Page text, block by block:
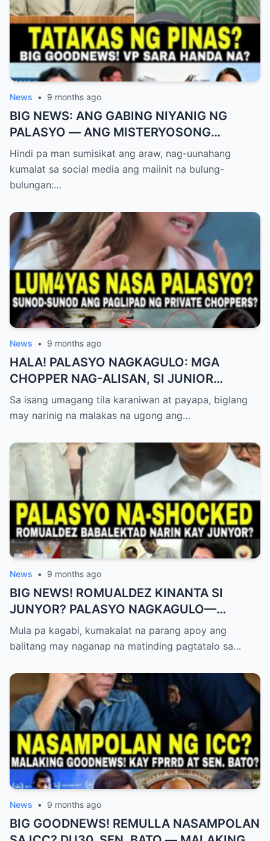
News • 9 months ago
BIG NEWS: ANG GABING NIYANIG NG
PALASYO — ANG MISTERYOSONG
PAGLIPAD NG ISANG JUNYOR AT ANG
DUMULOG NA LIHIM NINA PINGKY AT
KLER
Hindi pa man sumisikat ang araw, nag-uunahang
kumalat sa social media ang maiinit na bulung-
bulungan:…
News • 9 months ago
HALA! PALASYO NAGKAGULO: MGA
CHOPPER NAG-ALISAN, SI JUNIOR
NAGHAHAKOT?!
Sa isang umagang tila karaniwan at payapa, biglang
may narinig na malakas na ugong ang…
News • 9 months ago
BIG NEWS! ROMUALDEZ KINANTA SI
JUNYOR? PALASYO NAGKAGULO—
OMBUDSMAN NA-SHOCKED?
Mula pa kagabi, kumakalat na parang apoy ang
balitang may naganap na matinding pagtatalo sa…
News • 9 months ago
BIG GOODNEWS! REMULLA NASAMPOLAN